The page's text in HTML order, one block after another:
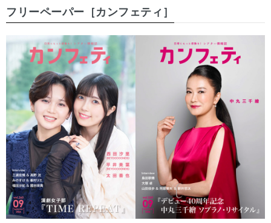
フリーペーパー［カンフェティ］